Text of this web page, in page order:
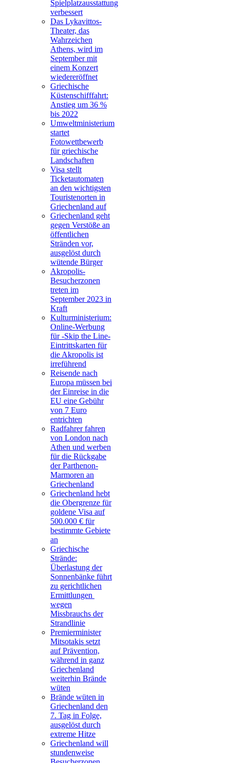
Spielplatzausstattung
verbessert
Das Lykavittos-
Theater, das
Wahrzeichen
Athens, wird im
September mit
einem Konzert
wiedereröffnet
Griechische
Küstenschifffahrt:
Anstieg um 36 %
bis 2022
Umweltministerium
startet
Fotowettbewerb
für griechische
Landschaften
Visa stellt
Ticketautomaten
an den wichtigsten
Touristenorten in
Griechenland auf
Griechenland geht
gegen Verstöße an
öffentlichen
Stränden vor,
ausgelöst durch
wütende Bürger
Akropolis-
Besucherzonen
treten im
September 2023 in
Kraft
Kulturministerium:
Online-Werbung
für -Skip the Line-
Eintrittskarten für
die Akropolis ist
irreführend
Reisende nach
Europa müssen bei
der Einreise in die
EU eine Gebühr
von 7 Euro
entrichten
Radfahrer fahren
von London nach
Athen und werben
für die Rückgabe
der Parthenon-
Marmoren an
Griechenland
Griechenland hebt
die Obergrenze für
goldene Visa auf
500.000 € für
bestimmte Gebiete
an
Griechische
Strände:
Überlastung der
Sonnenbänke führt
zu gerichtlichen
Ermittlungen
wegen
Missbrauchs der
Strandlinie
Premierminister
Mitsotakis setzt
auf Prävention,
während in ganz
Griechenland
weiterhin Brände
wüten
Brände wüten in
Griechenland den
7. Tag in Folge,
ausgelöst durch
extreme Hitze
Griechenland will
stundenweise